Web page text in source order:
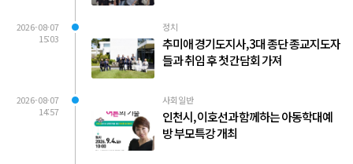
2026-08-07
15:03
정치
추미애 경기도지사, 3대 종단 종교지도자
들과 취임 후 첫 간담회 가져
2026-08-07
14:57
사회일반
인천시, 이호선과 함께하는 아동학대예
방 부모특강 개최